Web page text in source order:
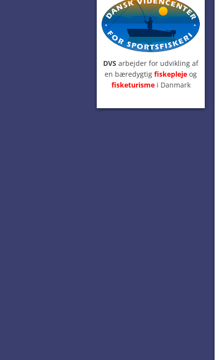
DVS arbejder for udvikling af
en bæredygtig fiskepleje og
fisketurisme i Danmark